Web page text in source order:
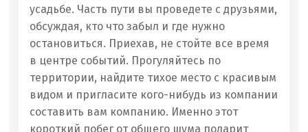
усадьбе. Часть пути вы проведете с друзьями,
обсуждая, кто что забыл и где нужно
остановиться. Приехав, не стойте все время
в центре событий. Прогуляйтесь по
территории, найдите тихое место с красивым
видом и пригласите кого-нибудь из компании
составить вам компанию. Именно этот
короткий побег от общего шума подарит